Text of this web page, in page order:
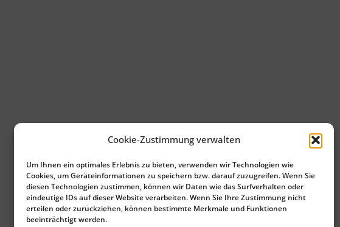
Cookie-Zustimmung verwalten
Um Ihnen ein optimales Erlebnis zu bieten, verwenden wir Technologien wie
Cookies, um Geräteinformationen zu speichern bzw. darauf zuzugreifen. Wenn Sie
diesen Technologien zustimmen, können wir Daten wie das Surfverhalten oder
eindeutige IDs auf dieser Website verarbeiten. Wenn Sie Ihre Zustimmung nicht
erteilen oder zurückziehen, können bestimmte Merkmale und Funktionen
beeinträchtigt werden.